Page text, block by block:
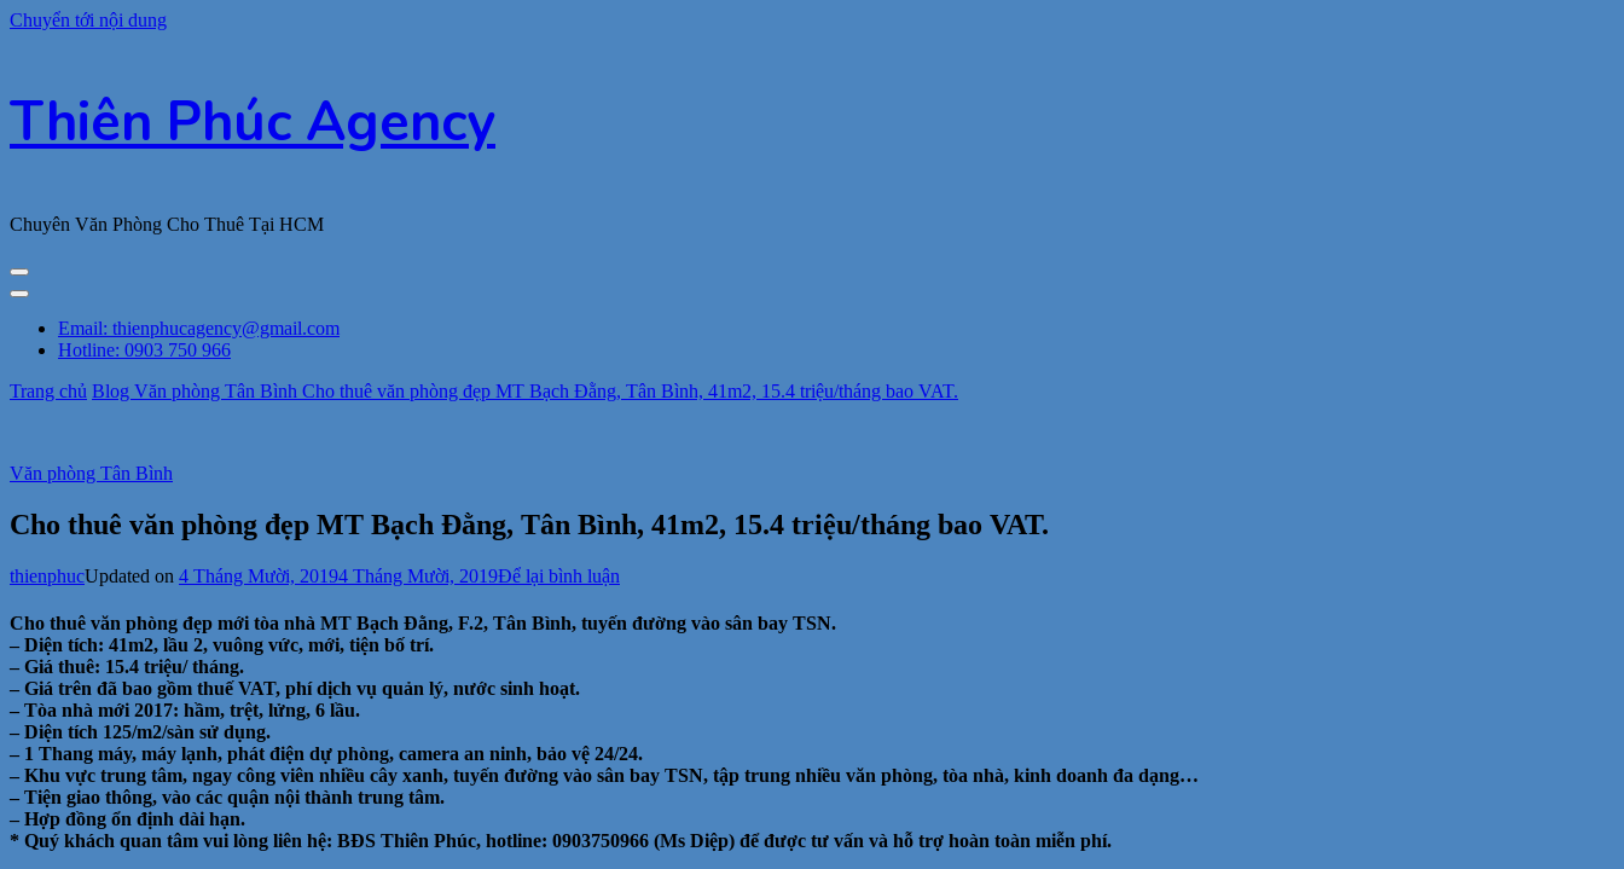
Chuyển tới nội dung
Thiên Phúc Agency
Chuyên Văn Phòng Cho Thuê Tại HCM
Email: thienphucagency@gmail.com
Hotline: 0903 750 966
Trang chủ Blog Văn phòng Tân Bình Cho thuê văn phòng đẹp MT Bạch Đằng, Tân Bình, 41m2, 15.4 triệu/tháng bao VAT.
Văn phòng Tân Bình
Cho thuê văn phòng đẹp MT Bạch Đằng, Tân Bình, 41m2, 15.4 triệu/tháng bao VAT.
thienphucUpdated on 4 Tháng Mười, 20194 Tháng Mười, 2019Để lại bình luận
thuê
Đằng,
Tân
Bình,
15.4
triệu/tháng
Cho thuê văn phòng đẹp mới tòa nhà MT Bạch Đằng, F.2, Tân Bình, tuyến đường vào sân bay TSN.
– Diện tích: 41m2, lầu 2, vuông vức, mới, tiện bố trí.
– Giá thuê: 15.4 triệu/ tháng.
– Giá trên đã bao gồm thuế VAT, phí dịch vụ quản lý, nước sinh hoạt.
– Tòa nhà mới 2017: hầm, trệt, lửng, 6 lầu.
– Diện tích 125/m2/sàn sử dụng.
– 1 Thang máy, máy lạnh, phát điện dự phòng, camera an ninh, bảo vệ 24/24.
– Khu vực trung tâm, ngay công viên nhiều cây xanh, tuyến đường vào sân bay TSN, tập trung nhiều văn phòng, tòa nhà, kinh doanh đa dạng…
– Tiện giao thông, vào các quận nội thành trung tâm.
– Hợp đồng ổn định dài hạn.
* Quý khách quan tâm vui lòng liên hệ: BĐS Thiên Phúc, hotline: 0903750966 (Ms Diệp) để được tư vấn và hỗ trợ hoàn toàn miễn phí.